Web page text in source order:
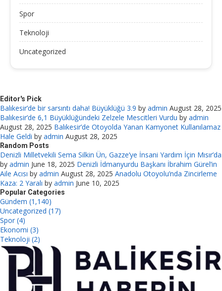
Spor
Teknoloji
Uncategorized
Editor's Pick
Balıkesir’de bir sarsıntı daha! Büyüklüğü 3.9 by admin August 28, 2025
Balıkesir’de 6,1 Büyüklüğündeki Zelzele Mescitleri Vurdu by admin
August 28, 2025 Balıkesir’de Otoyolda Yanan Kamyonet Kullanılamaz
Hale Geldi by admin August 28, 2025
Random Posts
Denizli Milletvekili Sema Silkin Ün, Gazze’ye İnsani Yardım İçin Mısır’da
by admin June 18, 2025 Denizli İdmanyurdu Başkanı İbrahim Gürel’in
Aile Acısı by admin August 28, 2025 Anadolu Otoyolu’nda Zincirleme
Kaza: 2 Yaralı by admin June 10, 2025
Popular Categories
Gündem (1,140)
Uncategorized (17)
Spor (4)
Ekonomi (3)
Teknoloji (2)